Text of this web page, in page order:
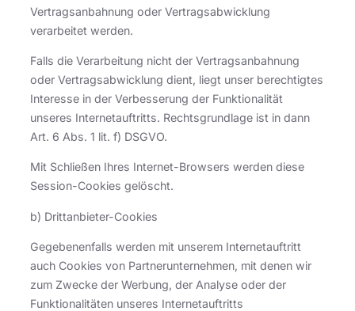
Vertragsanbahnung oder Vertragsabwicklung
verarbeitet werden.
Falls die Verarbeitung nicht der Vertragsanbahnung
oder Vertragsabwicklung dient, liegt unser berechtigtes
Interesse in der Verbesserung der Funktionalität
unseres Internetauftritts. Rechtsgrundlage ist in dann
Art. 6 Abs. 1 lit. f) DSGVO.
Mit Schließen Ihres Internet-Browsers werden diese
Session-Cookies gelöscht.
b) Drittanbieter-Cookies
Gegebenenfalls werden mit unserem Internetauftritt
auch Cookies von Partnerunternehmen, mit denen wir
zum Zwecke der Werbung, der Analyse oder der
Funktionalitäten unseres Internetauftritts